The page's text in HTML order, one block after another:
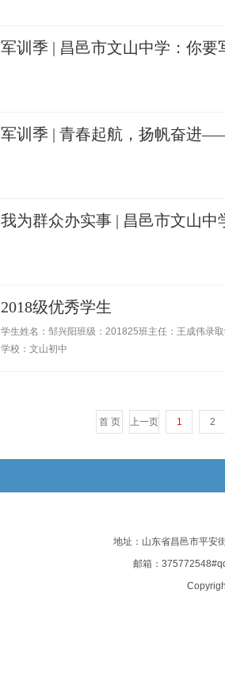
军训季 | 昌邑市文山中学：你要
军训季 | 青春起航，扬帆奋进
我为群众办实事 | 昌邑市文山中
2018级优秀学生
学生姓名：邹兴阳班级：201825班主任：王成伟录
学校：文山初中
首 页 上一页 1 2
地址：山东省昌邑市平安
邮箱：